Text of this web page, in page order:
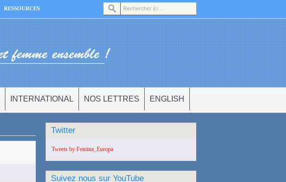
RESSOURCES
INTERNATIONAL NOS LETTRES ENGLISH
Twitter
Tweets by Femina_Europa
Suivez nous sur YouTube